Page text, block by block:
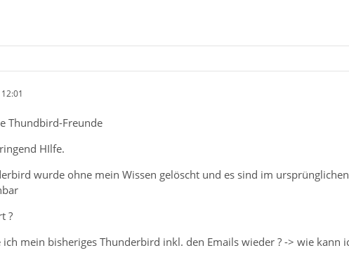
Thundbird-Freunde
HIlfe.
wurde ohne mein Wissen gelöscht und es sind im
?
mein bisheriges Thunderbird inkl. den Emails wieder ? -> wie kann